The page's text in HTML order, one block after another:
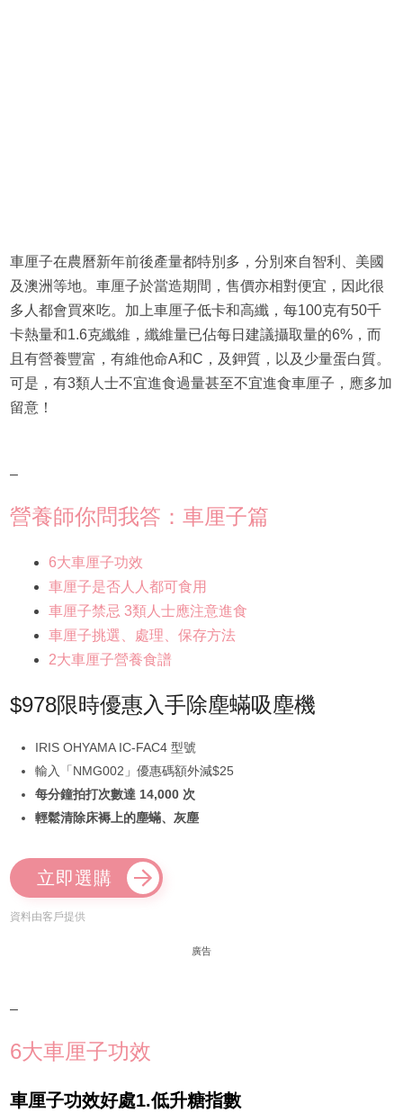
車厘子在農曆新年前後產量都特別多，分別來自智利、美國
及澳洲等地。車厘子於當造期間，售價亦相對便宜，因此很
多人都會買來吃。加上車厘子低卡和高纖，每100克有50千
卡熱量和1.6克纖維，纖維量已佔每日建議攝取量的6%，而
且有營養豐富，有維他命A和C，及鉀質，以及少量蛋白質。
可是，有3類人士不宜進食過量甚至不宜進食車厘子，應多加
留意！
–
營養師你問我答：車厘子篇
6大車厘子功效
車厘子是否人人都可食用
車厘子禁忌 3類人士應注意進食
車厘子挑選、處理、保存方法
2大車厘子營養食譜
$978限時優惠入手除塵蟎吸塵機
IRIS OHYAMA IC-FAC4 型號
輸入「NMG002」優惠碼額外減$25
每分鐘拍打次數達 14,000 次
輕鬆清除床褥上的塵蟎、灰塵
立即選購
資料由客戶提供
廣告
–
6大車厘子功效
車厘子功效好處1.低升糖指數